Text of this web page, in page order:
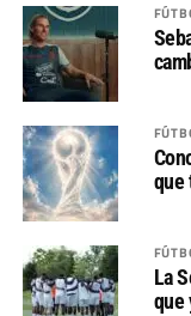
que
La
que